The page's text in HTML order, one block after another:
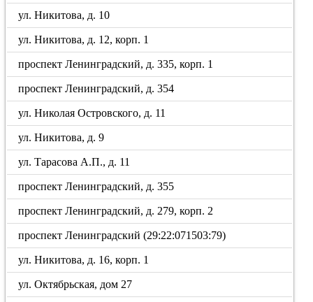
ул. Никитова, д. 10
ул. Никитова, д. 12, корп. 1
проспект Ленинградский, д. 335, корп. 1
проспект Ленинградский, д. 354
ул. Николая Островского, д. 11
ул. Никитова, д. 9
ул. Тарасова А.П., д. 11
проспект Ленинградский, д. 355
проспект Ленинградский, д. 279, корп. 2
проспект Ленинградский (29:22:071503:79)
ул. Никитова, д. 16, корп. 1
ул. Октябрьская, дом 27